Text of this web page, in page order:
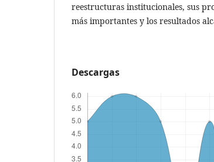
reestructuras institucionales, sus
más importantes y los resultados
Descargas